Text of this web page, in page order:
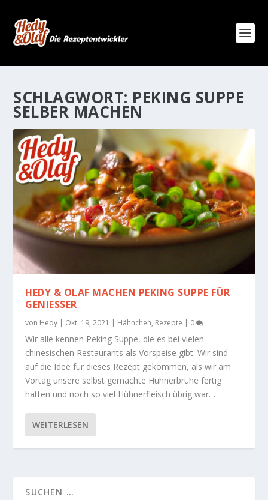
SCHLAGWORT: PEKING SUPPE
SELBER MACHEN
HEDY & OLAF MACHEN PEKING SUPPE FÜR
GENIESSER
von Hedy | Okt. 19, 2021 | Hähnchen, Rezepte | 0
Wir alle kennen Peking Suppe, die es bei vielen
chinesischen Restaurants als Vorspeise gibt. Wir sind
auf die Idee für dieses Rezept gekommen, als wir am
Vortag unsere selbst gemachte Hühnerbrühe fertig
hatten und noch so viel Hühnerfleisch übrig war…
WEITERLESEN